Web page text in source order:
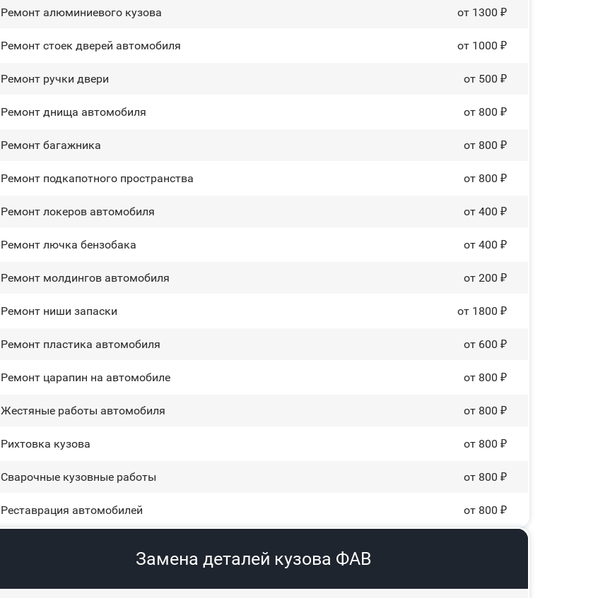
Ремонт алюминиевого кузова от 1300 ₽
Ремонт стоек дверей автомобиля от 1000 ₽
Ремонт ручки двери от 500 ₽
Ремонт днища автомобиля от 800 ₽
Ремонт багажника от 800 ₽
Ремонт подкапотного пространства от 800 ₽
Ремонт лoĸepoв автомобиля от 400 ₽
Ремонт лючка бензобака от 400 ₽
Ремонт молдингов автомобиля от 200 ₽
Ремонт ниши запаски от 1800 ₽
Ремонт пластика автомобиля от 600 ₽
Ремонт царапин на автомобиле от 800 ₽
Жестяные работы автомобиля от 800 ₽
Рихтовка кузова от 800 ₽
Сварочные кузовные работы от 800 ₽
Реставрация автомобилей от 800 ₽
Замена деталей кузова ФАВ